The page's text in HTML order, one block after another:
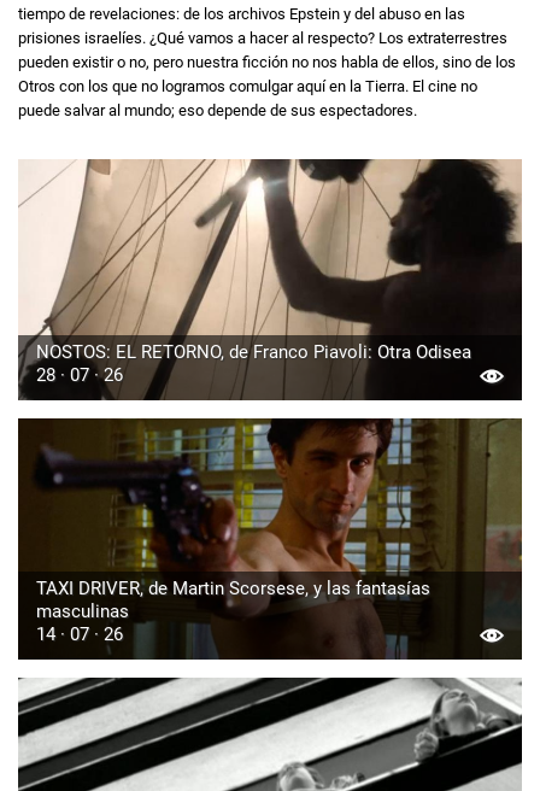
tiempo de revelaciones: de los archivos Epstein y del abuso en las
prisiones israelíes. ¿Qué vamos a hacer al respecto? Los extraterrestres
pueden existir o no, pero nuestra ficción no nos habla de ellos, sino de los
Otros con los que no logramos comulgar aquí en la Tierra. El cine no
puede salvar al mundo; eso depende de sus espectadores.
NOSTOS: EL RETORNO, de Franco Piavoli: Otra Odisea
28 · 07 · 26
TAXI DRIVER, de Martin Scorsese, y las fantasías
masculinas
14 · 07 · 26